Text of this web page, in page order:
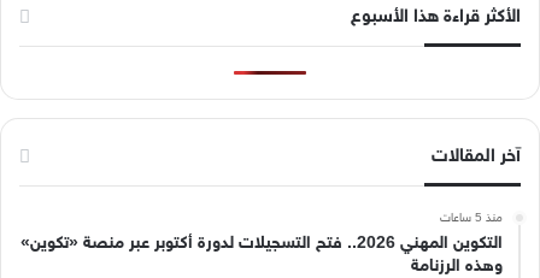
الأكثر قراءة هذا الأسبوع
آخر المقالات
منذ 5 ساعات
التكوين المهني 2026.. فتح التسجيلات لدورة أكتوبر عبر منصة «تكوين»
وهذه الرزنامة